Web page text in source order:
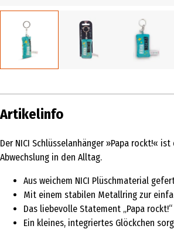
Artikelinfo
Der NICI Schlüsselanhänger »Papa rockt!«
Abwechslung in den Alltag.
Aus weichem NICI Plüschmaterial
Mit einem stabilen Metallring zur
Das liebevolle Statement „Papa
Ein kleines, integriertes Glöckchen